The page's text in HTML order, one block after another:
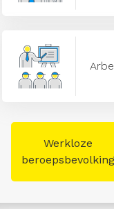
Werkloze
beroepsbevolking